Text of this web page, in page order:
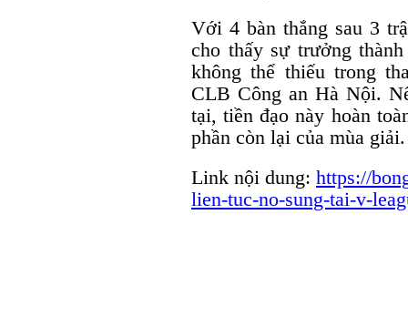
Với 4 bàn thắng sau 3
cho thấy sự trưởng
không thể thiếu trong
CLB Công an Hà Nội.
tại, tiền đạo này hoàn
phần còn lại của mùa giải.
Link nội dung: https://
lien-tuc-no-sung-tai-v-